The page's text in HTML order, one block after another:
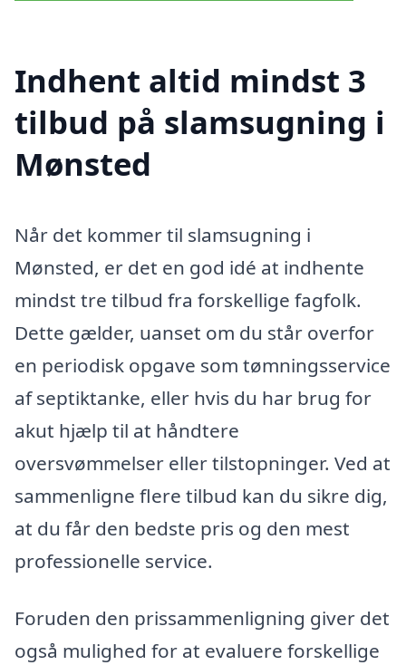
Indhent altid mindst 3
tilbud på slamsugning i
Mønsted
Når det kommer til slamsugning i
Mønsted, er det en god idé at indhente
mindst tre tilbud fra forskellige fagfolk.
Dette gælder, uanset om du står overfor
en periodisk opgave som tømningsservice
af septiktanke, eller hvis du har brug for
akut hjælp til at håndtere
oversvømmelser eller tilstopninger. Ved at
sammenligne flere tilbud kan du sikre dig,
at du får den bedste pris og den mest
professionelle service.
Foruden den prissammenligning giver det
også mulighed for at evaluere forskellige